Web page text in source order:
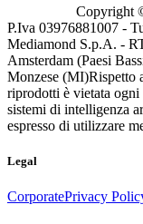
Copyright
P.Iva 03976881007 -
Mediamond S.p.A. -
Amsterdam (Paesi
Monzese (MI)Rispetto
riprodotti è vietata ogni
sistemi di intelligenza
espresso di utilizzare
Legal
CorporatePrivacy